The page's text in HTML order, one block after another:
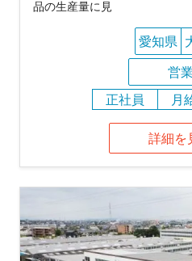
品の生産量に見
愛知県
営業
正社員
月
詳細を